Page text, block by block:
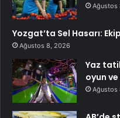
Ağustos
Yozgat’ta Sel Hasarı:
Ağustos 8, 2026
Yaz
oyun
Ağustos